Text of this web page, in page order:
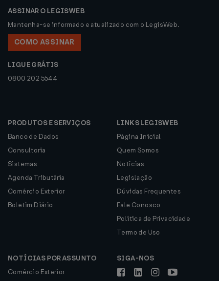
ASSINAR O LEGISWEB
Mantenha-se informado e atualizado com o LegisWeb.
COMO ASSINAR
LIGUE GRÁTIS
0800 202 5544
PRODUTOS E SERVIÇOS
Banco de Dados
Consultoria
Sistemas
Agenda Tributária
Comércio Exterior
Boletim Diário
LINKS LEGISWEB
Página Inicial
Quem Somos
Notícias
Legislação
Dúvidas Frequentes
Fale Conosco
Política de Privacidade
Termo de Uso
NOTÍCIAS POR ASSUNTO
Comércio Exterior
SIGA-NOS